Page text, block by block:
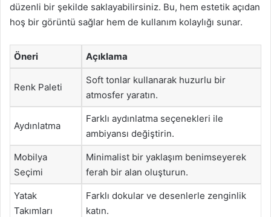
düzenli bir şekilde saklayabilirsiniz. Bu, hem estetik açıdan
hoş bir görüntü sağlar hem de kullanım kolaylığı sunar.
Öneri Açıklama
Renk Paleti
Soft tonlar kullanarak huzurlu bir
atmosfer yaratın.
Aydınlatma
Farklı aydınlatma seçenekleri ile
ambiyansı değiştirin.
Mobilya
Seçimi
Minimalist bir yaklaşım benimseyerek
ferah bir alan oluşturun.
Yatak
Takımları
Farklı dokular ve desenlerle zenginlik
katın.